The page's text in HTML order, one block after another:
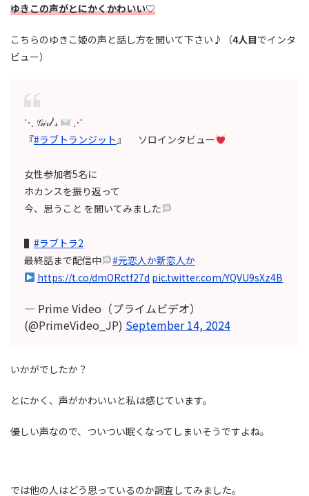
ゆきこの声がとにかくかわいい♡
こちらのゆきこ姫の声と話し方を聞いて下さい♪（4人目でインタ
ビュー）
⋱ 𝒢𝒾𝓇𝓁'𝓈
⋰
『#ラブトランジット 』 ソロインタビュー
女性参加者5名に
ホカンスを振り返って
今、思うこと を聞いてみました
▌ #ラブトラ2
最終話まで配信中
#元恋人か新恋人か
https://t.co/dmORctf27d pic.twitter.com/YQVU9sXz4B
— Prime Video（プライムビデオ）
(@PrimeVideo_JP) September 14, 2024
いかがでしたか？
とにかく、声がかわいいと私は感じています。
優しい声なので、ついつい眠くなってしまいそうですよね。
では他の人はどう思っているのか調査してみました。